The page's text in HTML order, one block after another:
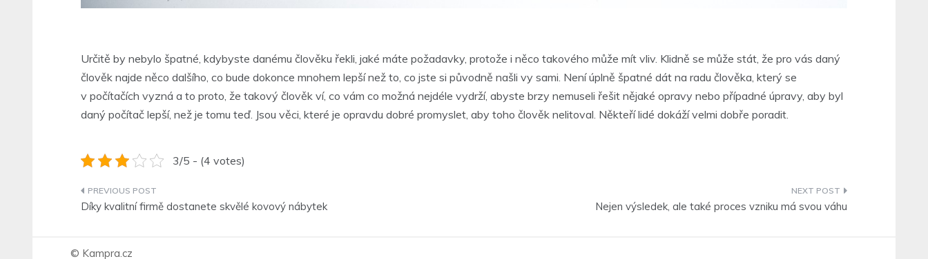
Určitě by nebylo špatné, kdybyste danému člověku řekli, jaké máte požadavky, protože i něco takového může mít vliv. Klidně se může stát, že pro vás daný
člověk najde něco dalšího, co bude dokonce mnohem lepší než to, co jste si původně našli vy sami. Není úplně špatné dát na radu člověka, který se
v počítačích vyzná a to proto, že takový člověk ví, co vám co možná nejdéle vydrží, abyste brzy nemuseli řešit nějaké opravy nebo případné úpravy, aby byl
daný počítač lepší, než je tomu teď. Jsou věci, které je opravdu dobré promyslet, aby toho člověk nelitoval. Někteří lidé dokáží velmi dobře poradit.
3/5 - (4 votes)
Navigace
příspěvek
Díky kvalitní firmě dostanete skvělé kovový nábytek Nejen výsledek, ale také proces vzniku má svou váhu
© Kampra.cz